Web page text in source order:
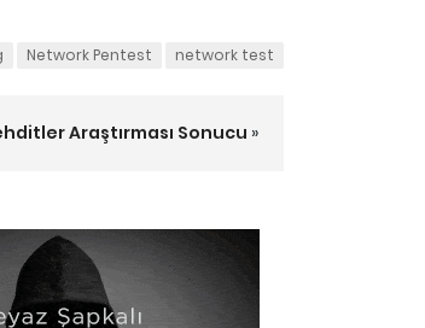
Network Pentest network test
Araştırması Sonucu »